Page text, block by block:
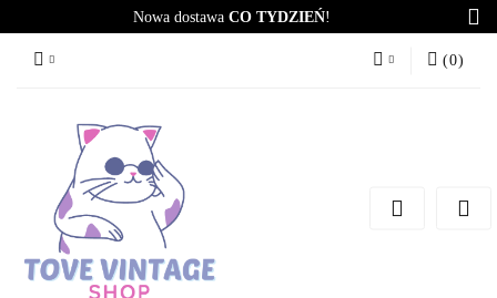
Nowa dostawa CO TYDZIEŃ!
Zgody cookies
(0)